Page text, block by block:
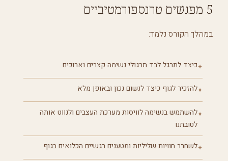
5 מפגשים טרנספורמטיביים
במהלך הקורס נלמד:
✦כיצד לתרגל לבד תרגולי נשימה קצרים וארוכים
✦להזכיר לגוף כיצד לנשום נכון ובאופן מלא
✦להשתמש בנשימה לוויסות מערכת העצבים ולנווט אותה
לטובתנו
✦לשחרר חוויות שליליות ומטענים רגשיים הכלואים בגוף